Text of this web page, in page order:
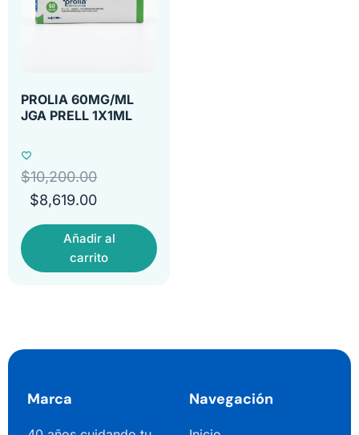
PROLIA 60MG/ML
JGA PRELL 1X1ML
$10,200.00
$8,619.00
Añadir al
carrito
Marca Navegación